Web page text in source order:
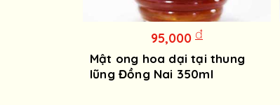
95,000 đ
Mật ong hoa dại tại thung
lũng Đồng Nai 350ml